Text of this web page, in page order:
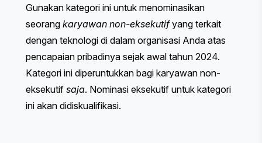
Gunakan kategori ini untuk menominasikan
seorang karyawan non-eksekutifyang terkait
dengan teknologi di dalam organisasi Anda atas
pencapaian pribadinya sejak awal tahun 2024.
Kategori ini diperuntukkan bagi karyawan non-
eksekutif saja. Nominasi eksekutif untuk kategori
ini akan didiskualifikasi.